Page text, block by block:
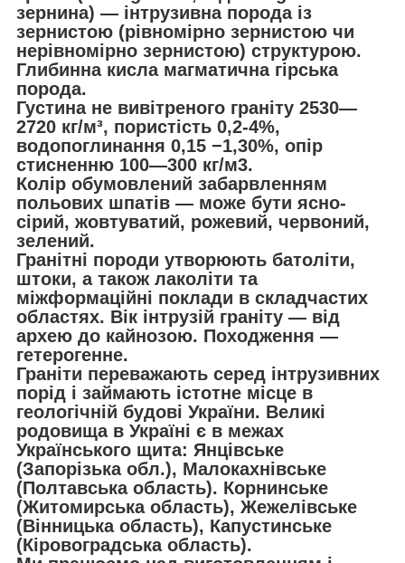
зернина) — інтрузивна порода із
зернистою (рівномірно зернистою чи
нерівномірно зернистою) структурою.
Глибинна кисла магматична гірська
порода.
Густина не вивітреного граніту 2530—
2720 кг/м³, пористість 0,2-4%,
водопоглинання 0,15 −1,30%, опір
стисненню 100—300 кг/м3.
Колір обумовлений забарвленням
польових шпатів — може бути ясно-
сірий, жовтуватий, рожевий, червоний,
зелений.
Гранітні породи утворюють батоліти,
штоки, а також лаколіти та
міжформаційні поклади в складчастих
областях. Вік інтрузій граніту — від
архею до кайнозою. Походження —
гетерогенне.
Граніти переважають серед інтрузивних
порід і займають істотне місце в
геологічній будові України. Великі
родовища в Україні є в межах
Українського щита: Янцівське
(Запорізька обл.), Малокахнівське
(Полтавська область). Корнинське
(Житомирська область), Жежелівське
(Вінницька область), Капустинське
(Кіровоградська область).